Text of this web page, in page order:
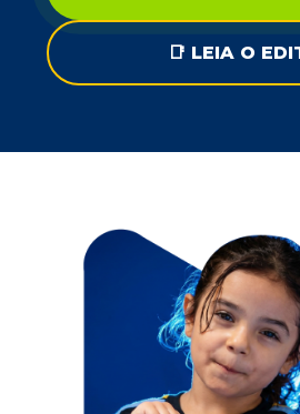
📑 LEIA O